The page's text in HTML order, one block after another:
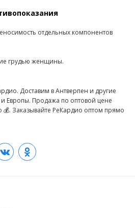
отдельных компонентов
грудью женщины.
Доставим в Антверпен и другие
Европы. Продажа по оптовой цене
💰. Заказывайте РеКардио оптом прямо